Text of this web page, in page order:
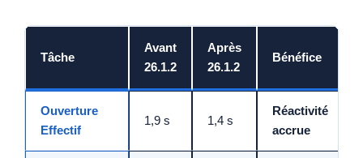
Tâche
Avant
26.1.2
Après
26.1.2
Bénéfice
Ouverture
Effectif
1,9 s 1,4 s
Réactivité
accrue